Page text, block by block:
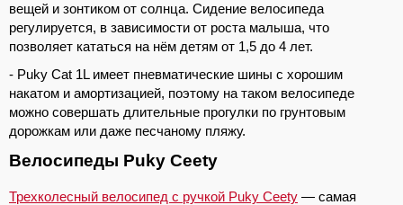
вещей и зонтиком от солнца. Сидение велосипеда
регулируется, в зависимости от роста малыша, что
позволяет кататься на нём детям от 1,5 до 4 лет.
- Puky Cat 1L имеет пневматические шины с хорошим
накатом и амортизацией, поэтому на таком велосипеде
можно совершать длительные прогулки по грунтовым
дорожкам или даже песчаному пляжу.
Велосипеды Puky Ceety
Трехколесный велосипед с ручкой Puky Ceety — самая